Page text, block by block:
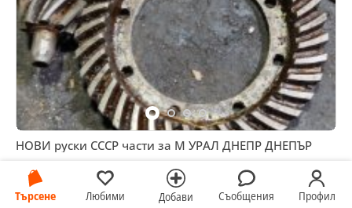
Търсене Любими Добави Съобщения Профил
НОВИ руски СССР части за М УРАЛ ДНЕПР ДНЕПЪР
25,56 €
49,99 лв
гр. Долни чифлик, Варна, 06 август